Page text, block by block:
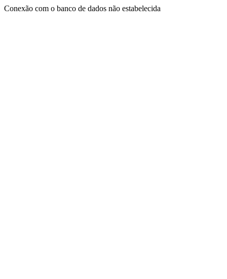
Conexão com o banco de dados não estabelecida